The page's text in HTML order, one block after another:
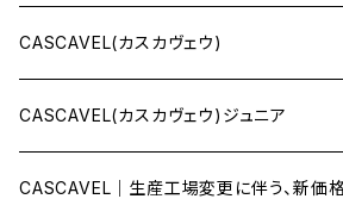
CASCAVEL(カスカヴェウ)
CASCAVEL(カスカヴェウ)ジュニア
CASCAVEL｜生産工場変更に伴う、新価